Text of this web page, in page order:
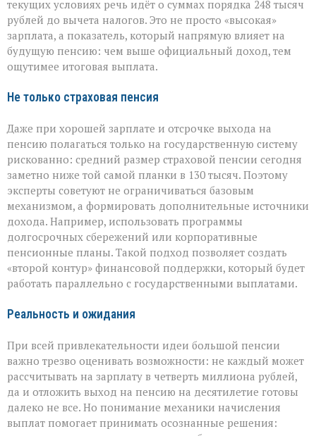
текущих условиях речь идёт о суммах порядка 248 тысяч
рублей до вычета налогов. Это не просто «высокая»
зарплата, а показатель, который напрямую влияет на
будущую пенсию: чем выше официальный доход, тем
ощутимее итоговая выплата.
Не только страховая пенсия
Даже при хорошей зарплате и отсрочке выхода на
пенсию полагаться только на государственную систему
рискованно: средний размер страховой пенсии сегодня
заметно ниже той самой планки в 130 тысяч. Поэтому
эксперты советуют не ограничиваться базовым
механизмом, а формировать дополнительные источники
дохода. Например, использовать программы
долгосрочных сбережений или корпоративные
пенсионные планы. Такой подход позволяет создать
«второй контур» финансовой поддержки, который будет
работать параллельно с государственными выплатами.
Реальность и ожидания
При всей привлекательности идеи большой пенсии
важно трезво оценивать возможности: не каждый может
рассчитывать на зарплату в четверть миллиона рублей,
да и отложить выход на пенсию на десятилетие готовы
далеко не все. Но понимание механики начисления
выплат помогает принимать осознанные решения: